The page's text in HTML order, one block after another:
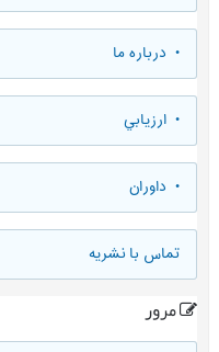
• درباره ما
• ارزيابي
• داوران
تماس با نشریه
مرور